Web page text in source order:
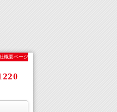
概要ページ